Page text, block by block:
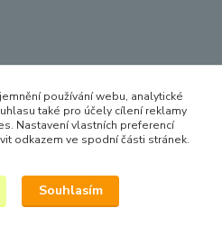
používání webu, analytické
také pro účely cílení reklamy
Nastavení vlastních preferencí
odkazem ve spodní části stránek.
Souhlasím